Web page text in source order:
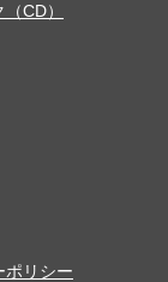
CD）
ポリシー